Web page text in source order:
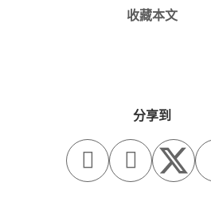
收藏本文
分享到
 